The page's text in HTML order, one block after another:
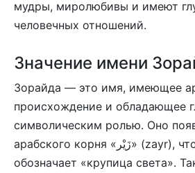
мудры, миролюбивы и имеют
человечных отношений.
Значение имени
Зорайда — это имя, имеющее
происхождение и обладающее
символическим ролью. Оно
арабского корня «زَيْر» (zayr), что в переводе
обозначает «крупица света».